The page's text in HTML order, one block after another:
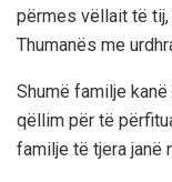
përmes vëllait të
Thumanës me
Shumë familje
qëllim për të
familje të tjera janë